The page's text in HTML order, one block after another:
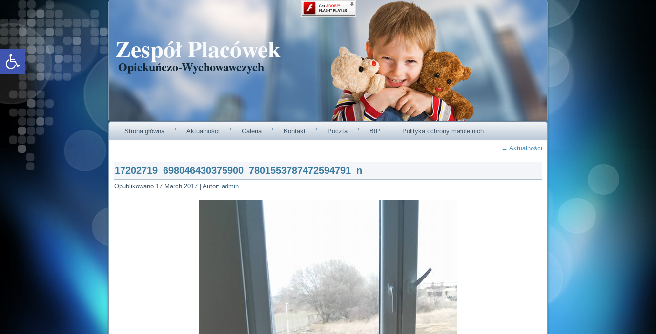
Open toolbar Zespół Placówek
Opiekuńczo-Wychowawczych
Strona główna Aktualności Galeria Kontakt Poczta BIP Polityka ochrony małoletnich
← Aktualności
17202719_698046430375900_7801553787472594791_n
Opublikowano 17 March 2017 Autor: admin